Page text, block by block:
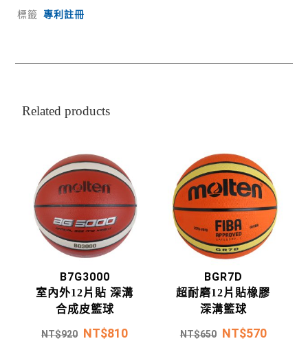
標籤
專利註冊
Related products
B7G3000
室內外12片貼 深溝
合成皮籃球
NT$920 NT$810
BGR7D
超耐磨12片貼橡膠
深溝籃球
NT$650 NT$570